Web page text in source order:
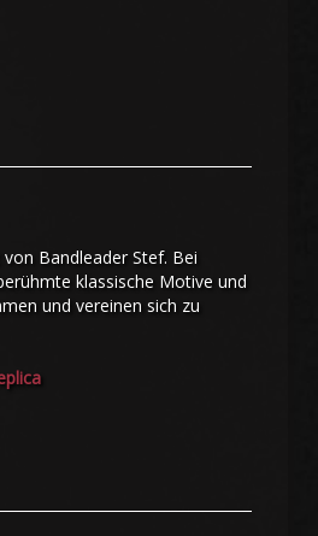
Bandleader Stef. Bei
klassische Motive und
und vereinen sich zu